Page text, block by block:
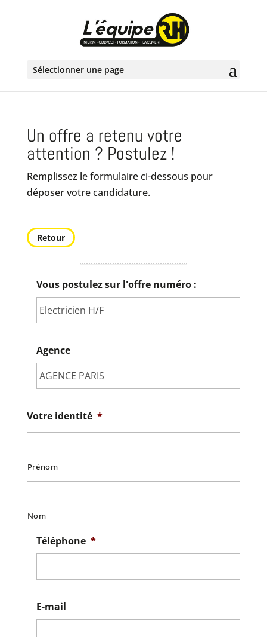
Sélectionner une page
Un offre a retenu votre
attention ? Postulez !
Remplissez le formulaire ci-dessous pour
déposer votre candidature.
Retour
Vous postulez sur l'offre numéro :
Agence
Votre identité *
Prénom
Nom
Téléphone *
E-mail